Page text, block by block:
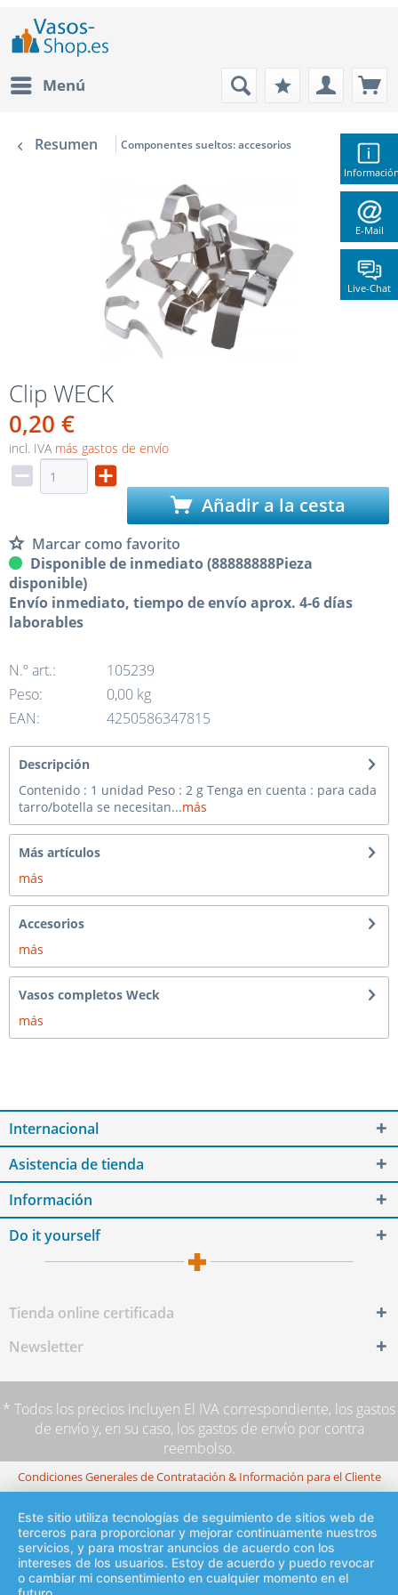
E-Mail
Live-Chat
Menú
Resumen Componentes sueltos: accesorios
Clip WECK
0,20 €
incl. IVA más gastos de envío
Añadir a la cesta
Marcar como favorito
Disponible de inmediato (88888888Pieza
disponible)
Envío inmediato, tiempo de envío aprox. 4-6 días
laborables
N.º art.:
105239
Peso:
0,00 kg
EAN:
4250586347815
Descripción
Contenido : 1 unidad Peso : 2 g Tenga en cuenta : para cada
tarro/botella se necesitan...más
Más artículos
más
Accesorios
más
Vasos completos Weck
más
Internacional
Asistencia de tienda
Información
Do it yourself
Tienda online certificada
Newsletter
* Todos los precios incluyen El IVA correspondiente, los gastos
de envíoy, en su caso, los gastos de envío por contra
reembolso.
Condiciones Generales de Contratación & Información para el Cliente
Este sitio utiliza tecnologías de seguimiento de sitios web de
terceros para proporcionar y mejorar continuamente nuestros
servicios, y para mostrar anuncios de acuerdo con los
intereses de los usuarios. Estoy de acuerdo y puedo revocar
o cambiar mi consentimiento en cualquier momento en el